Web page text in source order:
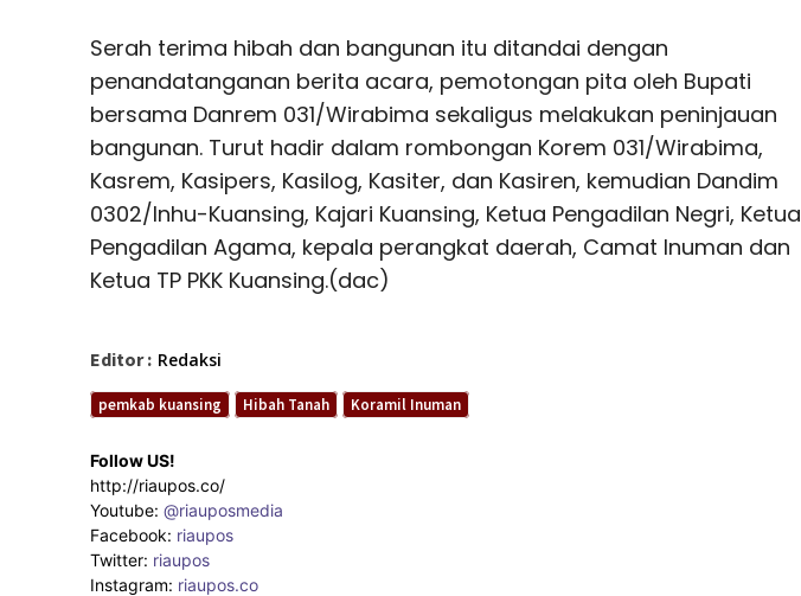
Serah terima hibah dan bangunan itu ditandai dengan
penandatanganan berita acara, pemotongan pita oleh Bupati
bersama Danrem 031/Wirabima sekaligus melakukan peninjauan
bangunan. Turut hadir dalam rombongan Korem 031/Wirabima,
Kasrem, Kasipers, Kasilog, Kasiter, dan Kasiren, kemudian Dandim
0302/Inhu-Kuansing, Kajari Kuansing, Ketua Pengadilan Negri, Ketua
Pengadilan Agama, kepala perangkat daerah, Camat Inuman dan
Ketua TP PKK Kuansing.(dac)
Editor : Redaksi
pemkab kuansing Hibah Tanah Koramil Inuman
Follow US!
http://riaupos.co/
Youtube: @riauposmedia
Facebook: riaupos
Twitter: riaupos
Instagram: riaupos.co